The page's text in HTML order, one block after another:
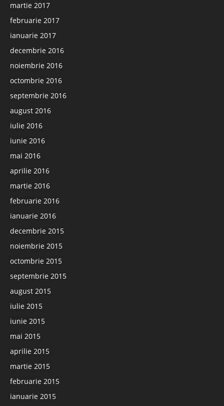
martie 2017
februarie 2017
ianuarie 2017
decembrie 2016
noiembrie 2016
octombrie 2016
septembrie 2016
august 2016
iulie 2016
iunie 2016
mai 2016
aprilie 2016
martie 2016
februarie 2016
ianuarie 2016
decembrie 2015
noiembrie 2015
octombrie 2015
septembrie 2015
august 2015
iulie 2015
iunie 2015
mai 2015
aprilie 2015
martie 2015
februarie 2015
ianuarie 2015